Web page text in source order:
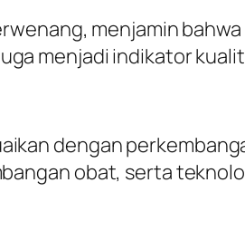
menjamin
menjadi indikator
dengan
obat, serta